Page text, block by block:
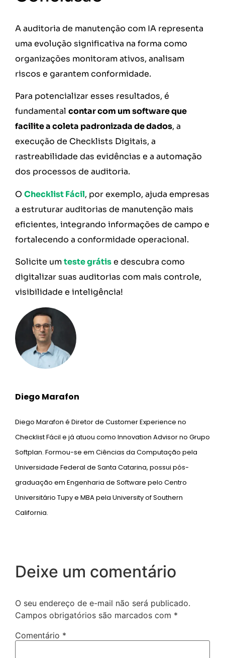
A auditoria de manutenção com IA representa
uma evolução significativa na forma como
organizações monitoram ativos, analisam
riscos e garantem conformidade.
Para potencializar esses resultados, é
fundamental contar com um software que
facilite a coleta padronizada de dados, a
execução de Checklists Digitais, a
rastreabilidade das evidências e a automação
dos processos de auditoria.
O Checklist Fácil, por exemplo, ajuda empresas
a estruturar auditorias de manutenção mais
eficientes, integrando informações de campo e
fortalecendo a conformidade operacional.
Solicite umteste grátise descubra como
digitalizar suas auditorias com mais controle,
visibilidade e inteligência!
Diego Marafon
Diego Marafon é Diretor de Customer Experience no
Checklist Fácil e já atuou como Innovation Advisor no Grupo
Softplan. Formou-se em Ciências da Computação pela
Universidade Federal de Santa Catarina, possui pós-
graduação em Engenharia de Software pelo Centro
Universitário Tupy e MBA pela University of Southern
California.
Deixe um comentário
O seu endereço de e-mail não será publicado.
Campos obrigatórios são marcados com *
Comentário *